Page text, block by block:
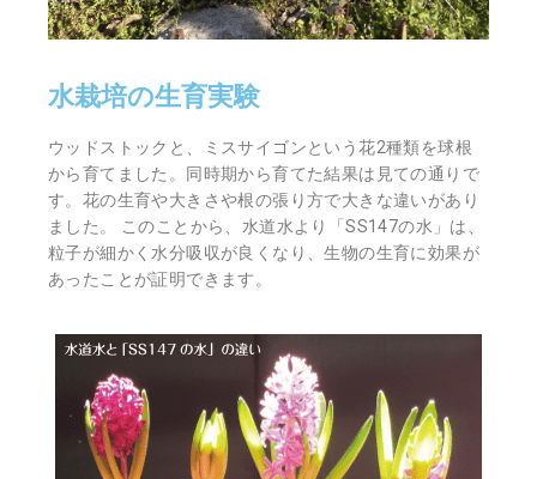
水栽培の生育実験
ウッドストックと、ミスサイゴンという花2種類を球根
から育てました。同時期から育てた結果は見ての通りで
す。花の生育や大きさや根の張り方で大きな違いがあり
ました。 このことから、水道水より「SS147の水」は、
粒子が細かく水分吸収が良くなり、生物の生育に効果が
あったことが証明できます。